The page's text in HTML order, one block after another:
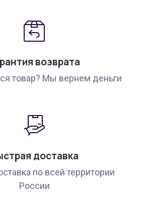
возврата
товар? Мы вернем деньги
доставка
по всей территории
России